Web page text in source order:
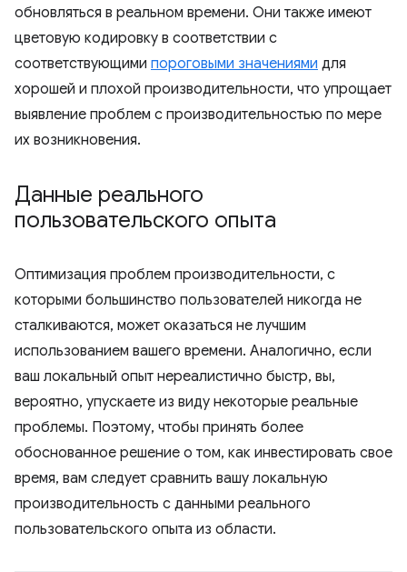
обновляться в реальном времени. Они также имеют
цветовую кодировку в соответствии с
соответствующими пороговыми значениями для
хорошей и плохой производительности, что упрощает
выявление проблем с производительностью по мере
их возникновения.
Данные реального
пользовательского опыта
Оптимизация проблем производительности, с
которыми большинство пользователей никогда не
сталкиваются, может оказаться не лучшим
использованием вашего времени. Аналогично, если
ваш локальный опыт нереалистично быстр, вы,
вероятно, упускаете из виду некоторые реальные
проблемы. Поэтому, чтобы принять более
обоснованное решение о том, как инвестировать свое
время, вам следует сравнить вашу локальную
производительность с данными реального
пользовательского опыта из области.